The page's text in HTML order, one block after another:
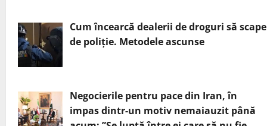
Cum încearcă dealerii de droguri să scape
de poliție. Metodele ascunse
Negocierile pentru pace din Iran, în
impas dintr-un motiv nemaiauzit până